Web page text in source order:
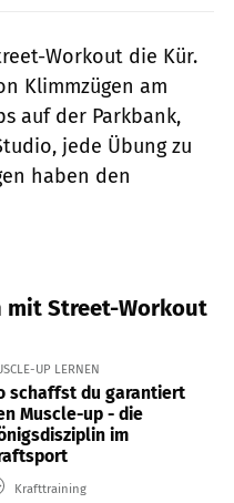
Workout die Kür.
Klimmzügen am
auf der Parkbank,
jede Übung zu
haben den
mit Street-Workout
UP LERNEN
schaffst du garantiert
Muscle-up - die
im
Krafttraining